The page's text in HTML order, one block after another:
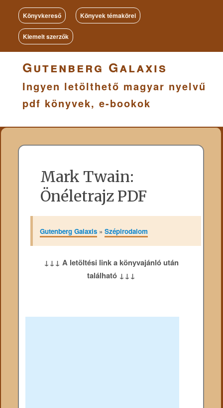
Könyvkereső Könyvek témakörei
Kiemelt szerzők
Gutenberg Galaxis
Ingyen letölthető magyar nyelvű
pdf könyvek, e-bookok
Mark Twain:
Önéletrajz PDF
Gutenberg Galaxis» Szépirodalom
↓↓↓ A letöltési link a könyvajánló után
található ↓↓↓